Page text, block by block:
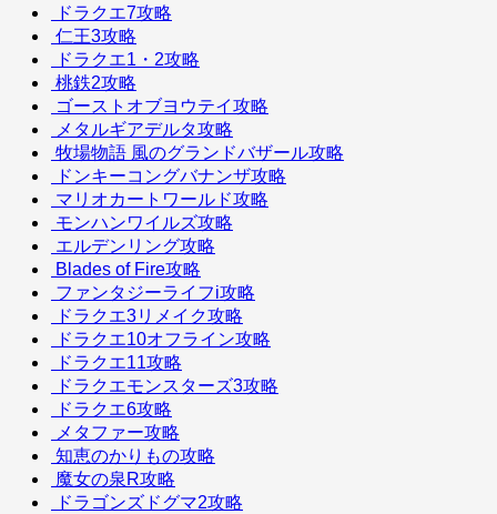
ドラクエ7攻略
仁王3攻略
ドラクエ1・2攻略
桃鉄2攻略
ゴーストオブヨウテイ攻略
メタルギアデルタ攻略
牧場物語 風のグランドバザール攻略
ドンキーコングバナンザ攻略
マリオカートワールド攻略
モンハンワイルズ攻略
エルデンリング攻略
Blades of Fire攻略
ファンタジーライフi攻略
ドラクエ3リメイク攻略
ドラクエ10オフライン攻略
ドラクエ11攻略
ドラクエモンスターズ3攻略
ドラクエ6攻略
メタファー攻略
知恵のかりもの攻略
魔女の泉R攻略
ドラゴンズドグマ2攻略